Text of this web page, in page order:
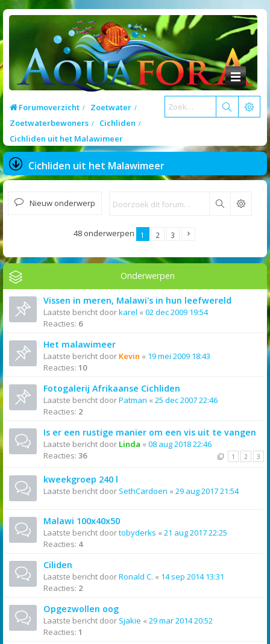
Forumoverzicht
Zoetwater
Zoetwaterbewoners
Cichliden
Cichliden uit het Malawimeer
Cichliden uit het Malawimeer
Nieuw onderwerp Zoek
48 onderwerpen 1 2 3
Onderwerpen
Vissen in meren, Malawi's in hun leefwereld
Laatste bericht doorkarel « 02 dec 2009 19:54
Reacties: 6
Het malawimeer
Laatste bericht door Kevin « 19 mei 2009 18:43
Reacties: 10
Fotogalerij Afrikaanse Cichliden
Laatste bericht doorPatman « 25 dec 2007 22:46
Reacties: 2
Is er een rustige manier om een vis uit te vangen
Laatste bericht door Linda « 08 aug 2018 22:46
Reacties: 36 1 2 3
kweekgroep 240 l
Laatste bericht door SethCardoen « 29 aug 2017 21:54
Malawi 100x40x50
Laatste bericht doortobyderks « 21 aug 2017 22:25
Reacties: 4
Ciliden
Laatste bericht doorRonald C. « 14 sep 2014 13:31
Reacties: 2
Opgezwollen oog
Laatste bericht door Sjakie « 29 mar 2014 20:52
Reacties: 1